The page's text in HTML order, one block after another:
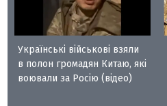
Українські військові взяли
в полон громадян Китаю, які
воювали за Росію (відео)